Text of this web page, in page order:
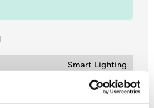
Smart Lighting
Google Assistant /